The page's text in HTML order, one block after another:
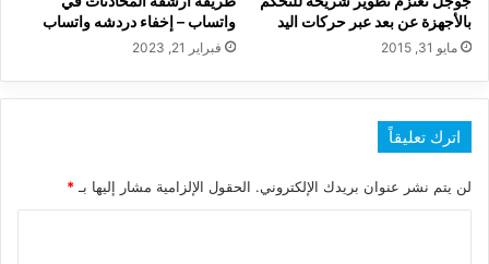
بالأجهزة عن بعد عبر حركات اليد
مايو 31, 2015
واتساب – إخفاء دردشه واتساب
فبراير 21, 2023
اترك تعليقاً
لن يتم نشر عنوان بريدك الإلكتروني. الحقول الإلزامية مشار إليها بـ*